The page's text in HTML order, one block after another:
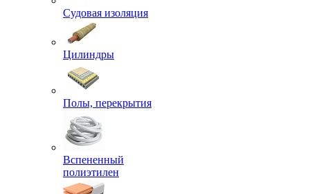
Судовая изоляция
Цилиндры
Полы, перекрытия
Вспененный
полиэтилен